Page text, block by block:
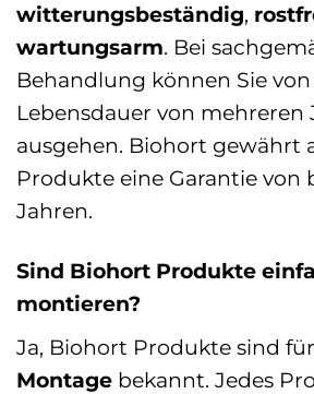
witterungsbeständig,
wartungsarm. Bei
Behandlung können Sie
Lebensdauer von mehreren
ausgehen. Biohort gewährt
Produkte eine Garantie von
Jahren.
Sind Biohort Produkte
montieren?
Ja, Biohort Produkte sind
Montage bekannt. Jedes